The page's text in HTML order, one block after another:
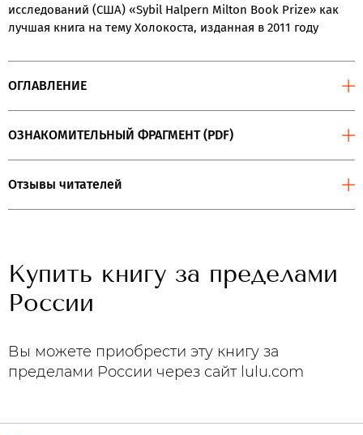
исследований (США) «Sybil Halpern Milton Book Prize» как
лучшая книга на тему Холокоста, изданная в 2011 году
ОГЛАВЛЕНИЕ
ОЗНАКОМИТЕЛЬНЫЙ ФРАГМЕНТ (PDF)
Отзывы читателей
Купить книгу за пределами
России
Вы можете приобрести эту книгу за
пределами России через сайт lulu.com